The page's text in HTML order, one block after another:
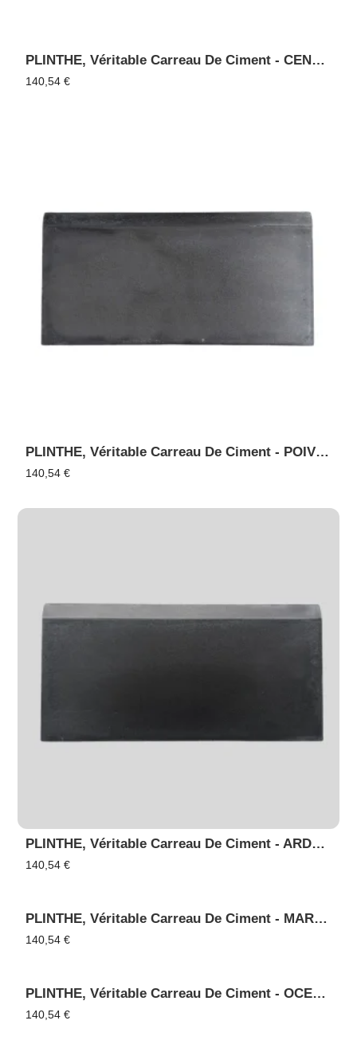
PLINTHE, Véritable Carreau De Ciment - CENDRE 15
140,54€
PLINTHE, Véritable Carreau De Ciment - POIVRE 17
140,54€
PLINTHE, Véritable Carreau De Ciment - ARDOISE 95
140,54€
PLINTHE, Véritable Carreau De Ciment - MARINE 90
140,54€
PLINTHE, Véritable Carreau De Ciment - OCEAN 4025
140,54€